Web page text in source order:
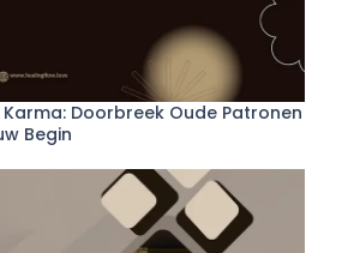
Doorbreek Oude Patronen
Begin